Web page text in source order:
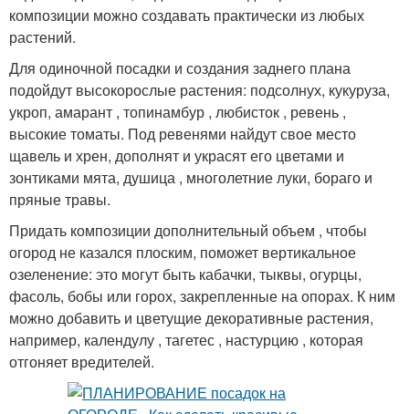
композиции можно создавать практически из любых
растений.
Для одиночной посадки и создания заднего плана
подойдут высокорослые растения: подсолнух, кукуруза,
укроп, амарант , топинамбур , любисток , ревень ,
высокие томаты. Под ревенями найдут свое место
щавель и хрен, дополнят и украсят его цветами и
зонтиками мята, душица , многолетние луки, бораго и
пряные травы.
Придать композиции дополнительный объем , чтобы
огород не казался плоским, поможет вертикальное
озеленение: это могут быть кабачки, тыквы, огурцы,
фасоль, бобы или горох, закрепленные на опорах. К ним
можно добавить и цветущие декоративные растения,
например, календулу , тагетес , настурцию , которая
отгоняет вредителей.